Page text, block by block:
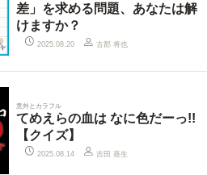
差」を求める問題、あなたは解
けますか？
2025.08.20 古郡 将也
意外とカラフル
てめえらの血は なに色だーっ!!
【クイズ】
2025.08.14 吉田 葵生